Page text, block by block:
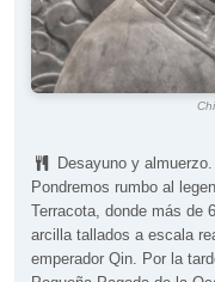
Desayuno y almuerzo.
Pondremos rumbo al
Terracota, donde más de
arcilla tallados a escala
emperador Qin. Por la